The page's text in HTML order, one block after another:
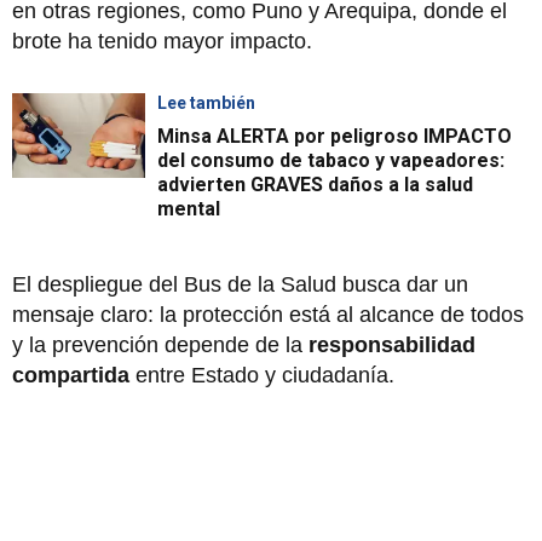
en otras regiones, como Puno y Arequipa, donde el
brote ha tenido mayor impacto.
Lee también
Minsa ALERTA por peligroso IMPACTO
del consumo de tabaco y vapeadores:
advierten GRAVES daños a la salud
mental
El despliegue del Bus de la Salud busca dar un
mensaje claro: la protección está al alcance de todos
y la prevención depende de la responsabilidad
compartida entre Estado y ciudadanía.